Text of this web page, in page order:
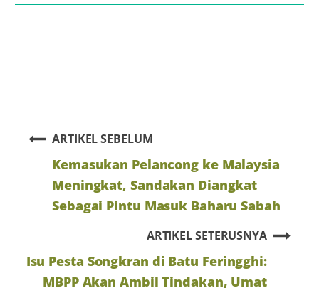
ARTIKEL SEBELUM
Kemasukan Pelancong ke Malaysia
Meningkat, Sandakan Diangkat
Sebagai Pintu Masuk Baharu Sabah
ARTIKEL SETERUSNYA
Isu Pesta Songkran di Batu Feringghi:
MBPP Akan Ambil Tindakan, Umat